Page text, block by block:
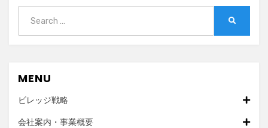
for:
MENU
ビレッジ戦略
会社案内・事業概要